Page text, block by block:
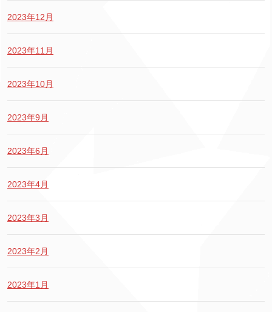
2023年12月
2023年11月
2023年10月
2023年9月
2023年6月
2023年4月
2023年3月
2023年2月
2023年1月